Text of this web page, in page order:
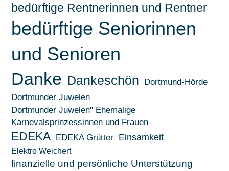
bedürftige Rentnerinnen und Rentner
bedürftige Seniorinnen
und Senioren
Danke Dankeschön Dortmund-Hörde
Dortmunder Juwelen
Dortmunder Juwelen" Ehemalige
Karnevalsprinzessinnen und Frauen
EDEKA EDEKA Grütter Einsamkeit
Elektro Weichert
finanzielle und persönliche Unterstützung